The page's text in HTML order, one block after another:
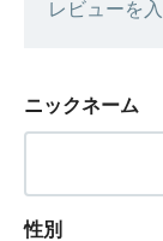
レビューを
ニックネーム
性別